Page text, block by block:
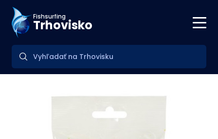
Fishsurfing
Trhovisko